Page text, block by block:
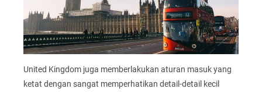
United Kingdom juga memberlakukan aturan masuk yang
ketat dengan sangat memperhatikan detail-detail kecil